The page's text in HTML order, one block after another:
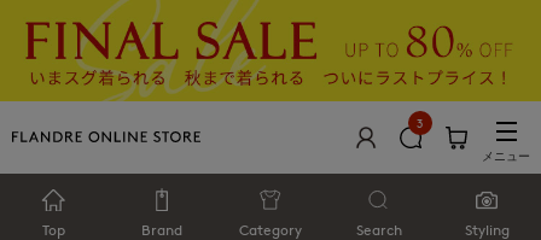
3
メニュー
Top Brand Category Search Styling